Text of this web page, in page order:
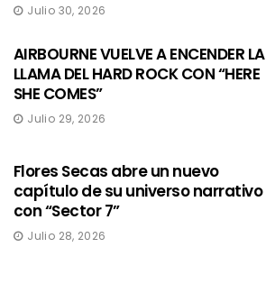
Julio 30, 2026
AIRBOURNE VUELVE A ENCENDER LA
LLAMA DEL HARD ROCK CON “HERE
SHE COMES”
Julio 29, 2026
Flores Secas abre un nuevo
capítulo de su universo narrativo
con “Sector 7”
Julio 28, 2026